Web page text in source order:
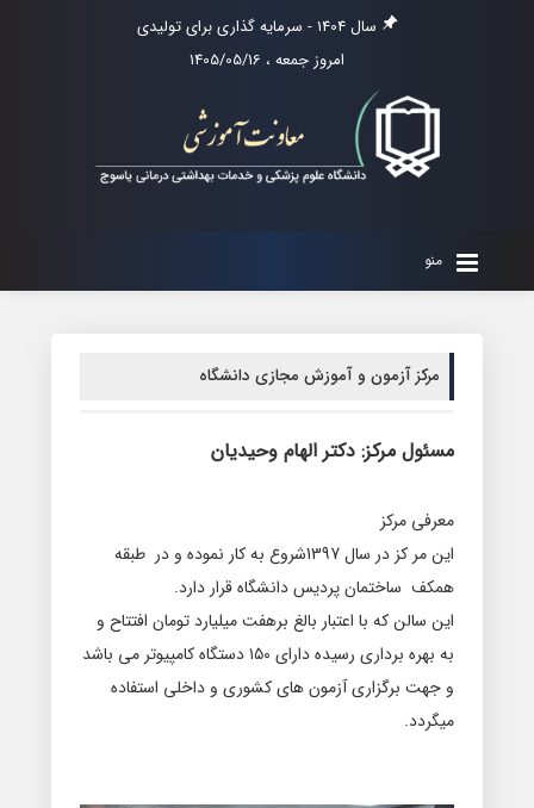
سال 1404 - سرمایه گذاری برای تولیدی
امروز جمعه ، 1405/05/16
منو
مرکز آزمون و آموزش مجازی دانشگاه
مسئول مرکز: دکتر الهام وحیدیان
معرفی مرکز
این مر کز در سال 1397شروع به کار نموده و در طبقه
همکف ساختمان پردیس دانشگاه قرار دارد.
این سالن که با اعتبار بالغ برهفت میلیارد تومان افتتاح و
به بهره برداری رسیده دارای ۱۵۰ دستگاه کامپیوتر می باشد
و جهت برگزاری آزمون های کشوری و داخلی استفاده
میگردد.